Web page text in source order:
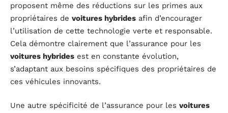
proposent même des réductions sur les primes aux
propriétaires de voitures hybrides afin d’encourager
l’utilisation de cette technologie verte et responsable.
Cela démontre clairement que l’assurance pour les
voitures hybrides est en constante évolution,
s’adaptant aux besoins spécifiques des propriétaires de
ces véhicules innovants.
Une autre spécificité de l’assurance pour les voitures